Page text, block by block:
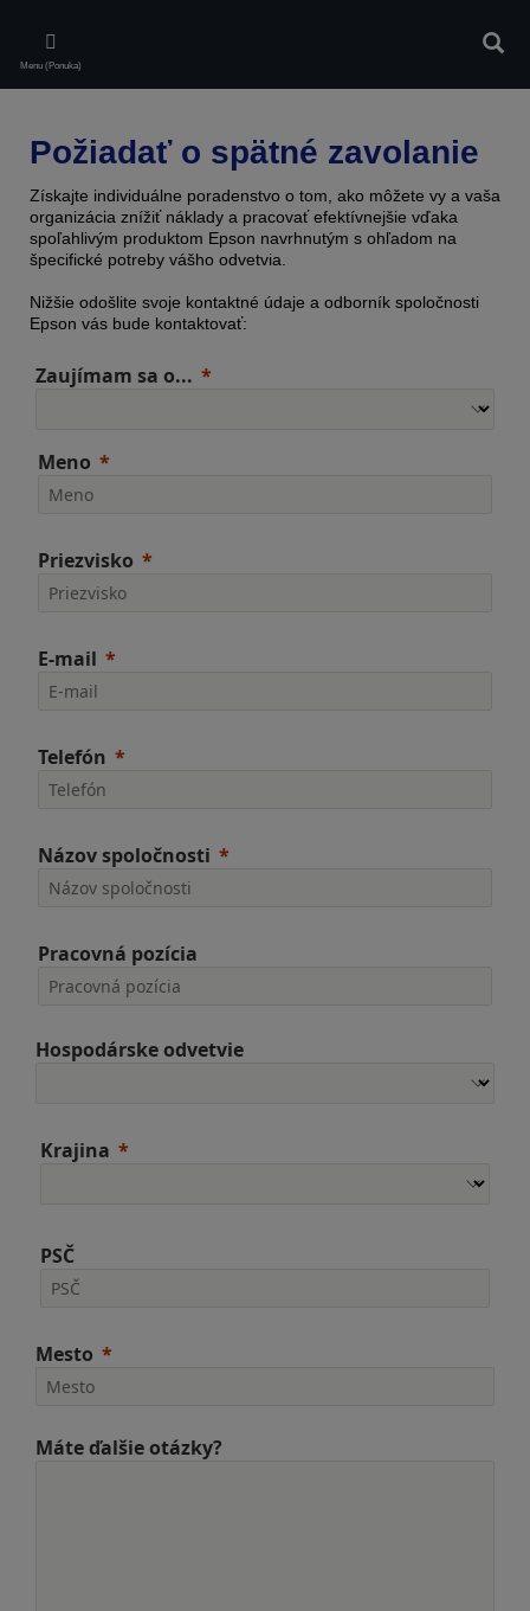
main
content
Menu (Ponuka)
Požiadať o spätné zavolanie
Získajte individuálne poradenstvo o tom, ako môžete vy a vaša
organizácia znížiť náklady a pracovať efektívnejšie vďaka
spoľahlivým produktom Epson navrhnutým s ohľadom na
špecifické potreby vášho odvetvia.
Nižšie odošlite svoje kontaktné údaje a odborník spoločnosti
Epson vás bude kontaktovať:
Zaujímam sa o...
Meno
Priezvisko
E-mail
Telefón
Názov spoločnosti
Pracovná pozícia
Hospodárske odvetvie
Krajina
PSČ
Mesto
Máte ďalšie otázky?